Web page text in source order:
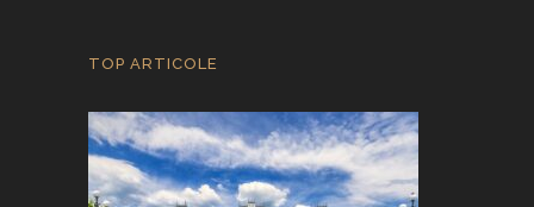
TOP ARTICOLE